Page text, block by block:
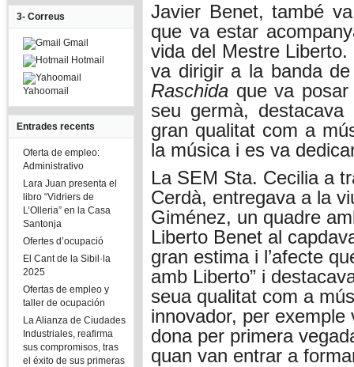
3- Correus
Gmail
Hotmail
Yahoomail
Entrades recents
Oferta de empleo:
Administrativo
Lara Juan presenta el
libro “Vidriers de
L’Olleria” en la Casa
Santonja
Ofertes d’ocupació
El Cant de la Sibil·la
2025
Ofertas de empleo y
taller de ocupación
La Alianza de Ciudades
Industriales, reafirma
sus compromisos, tras
el éxito de sus primeras
Javier Benet, també
que va estar
vida del Mestre
va dirigir a la banda
Raschida que va
seu germà,
gran qualitat com a
la música i es va
La SEM Sta. Cecilia a
Cerdà, entregava a la
Giménez, un quadre
Liberto Benet al
gran estima i l’afecte
amb Liberto” i
seua qualitat com a
innovador, per
dona per primera
quan van entrar a